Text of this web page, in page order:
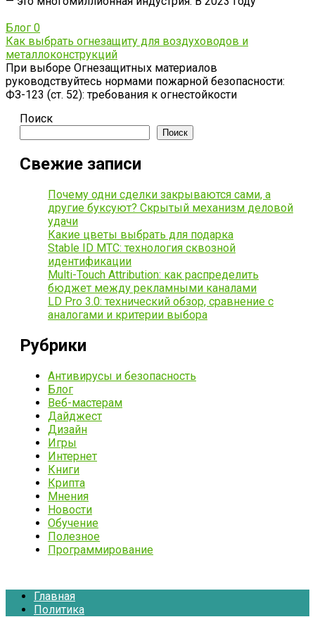
Блог 0
Как выбрать огнезащиту для воздуховодов и
металлоконструкций
При выборе Огнезащитных материалов
руководствуйтесь нормами пожарной безопасности:
ФЗ-123 (ст. 52): требования к огнестойкости
Поиск
Поиск
Свежие записи
Почему одни сделки закрываются сами, а
другие буксуют? Скрытый механизм деловой
удачи
Какие цветы выбрать для подарка
Stable ID МТС: технология сквозной
идентификации
Multi-Touch Attribution: как распределить
бюджет между рекламными каналами
LD Pro 3.0: технический обзор, сравнение с
аналогами и критерии выбора
Рубрики
Антивирусы и безопасность
Блог
Веб-мастерам
Дайджест
Дизайн
Игры
Интернет
Книги
Крипта
Мнения
Новости
Обучение
Полезное
Программирование
Главная
Политика